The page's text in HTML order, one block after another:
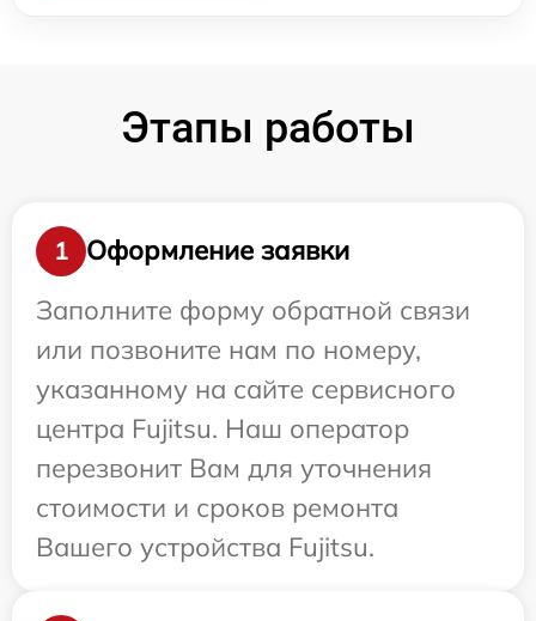
Этапы работы
1
Оформление заявки
Заполните форму обратной связи
или позвоните нам по номеру,
указанному на сайте сервисного
центра Fujitsu. Наш оператор
перезвонит Вам для уточнения
стоимости и сроков ремонта
Вашего устройства Fujitsu.